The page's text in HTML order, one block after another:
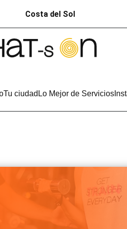
Tu ciudad Lo Mejor de Servicios
Costa del Sol